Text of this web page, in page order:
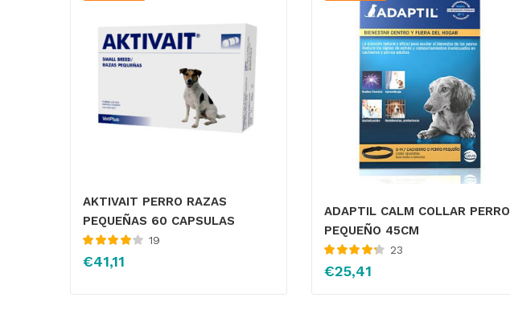
AKTIVAIT PERRO RAZAS
PEQUEÑAS 60 CAPSULAS
con4.00
19
€41,11
ADAPTIL CALM COLLAR PERRO
PEQUEÑO 45CM
con4.32de
23
€25,41